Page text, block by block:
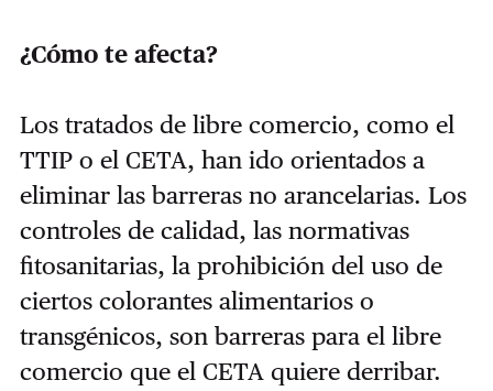
¿Cómo te afecta?
Los tratados de libre comercio, como el
TTIP o el CETA, han ido orientados a
eliminar las barreras no arancelarias. Los
controles de calidad, las normativas
fitosanitarias, la prohibición del uso de
ciertos colorantes alimentarios o
transgénicos, son barreras para el libre
comercio que el CETA quiere derribar.